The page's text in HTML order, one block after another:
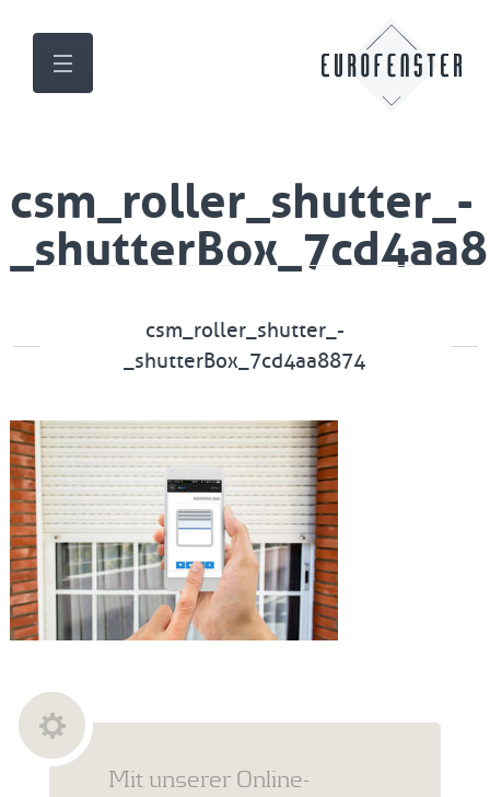
csm_roller_shutter_-
csm_roller_shutter_-
_shutterBox_7cd4aa8874
Mit unserer Online-